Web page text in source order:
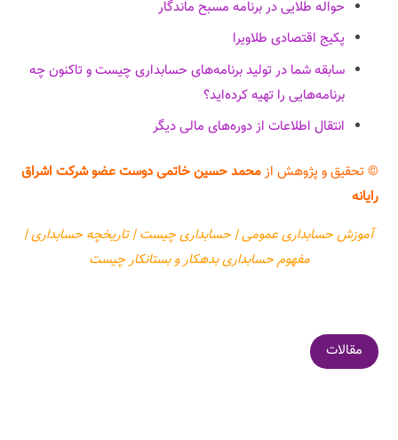
حواله طلایی در برنامه مسبح ماندگار
پکیج اقتصادی طلاویرا
سابقه شما در تولید برنامه‌های حسابداری چیست و تاکنون چه
برنامه‌هایی را تهیه کرده‌اید؟
انتقال اطلاعات از دوره‌های مالی دیگر
© تحقیق و پژوهش ازمحمد حسین خاتمی‌ دوست عضو شرکت اشراق
رایانه
آموزش حسابداری عمومی | حسابداری چیست | تاریخچه حسابداری |
مفهوم حسابداری بدهکار و بستانکار چیست
مقالات